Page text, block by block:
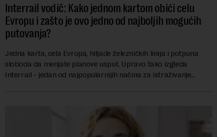
Interrail vodič: Kako jednom kartom obići celu
Evropu i zašto je ovo jedno od najboljih mogućih
putovanja?
Jedna karta, cela Evropa, hiljade železničkih linija i potpuna
sloboda da menjate planove usput. Upravo tako izgleda
Interrail - jedan od najpopularnijih načina za istraživanje